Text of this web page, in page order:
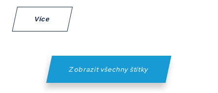
Více
Zobrazit všechny štítky